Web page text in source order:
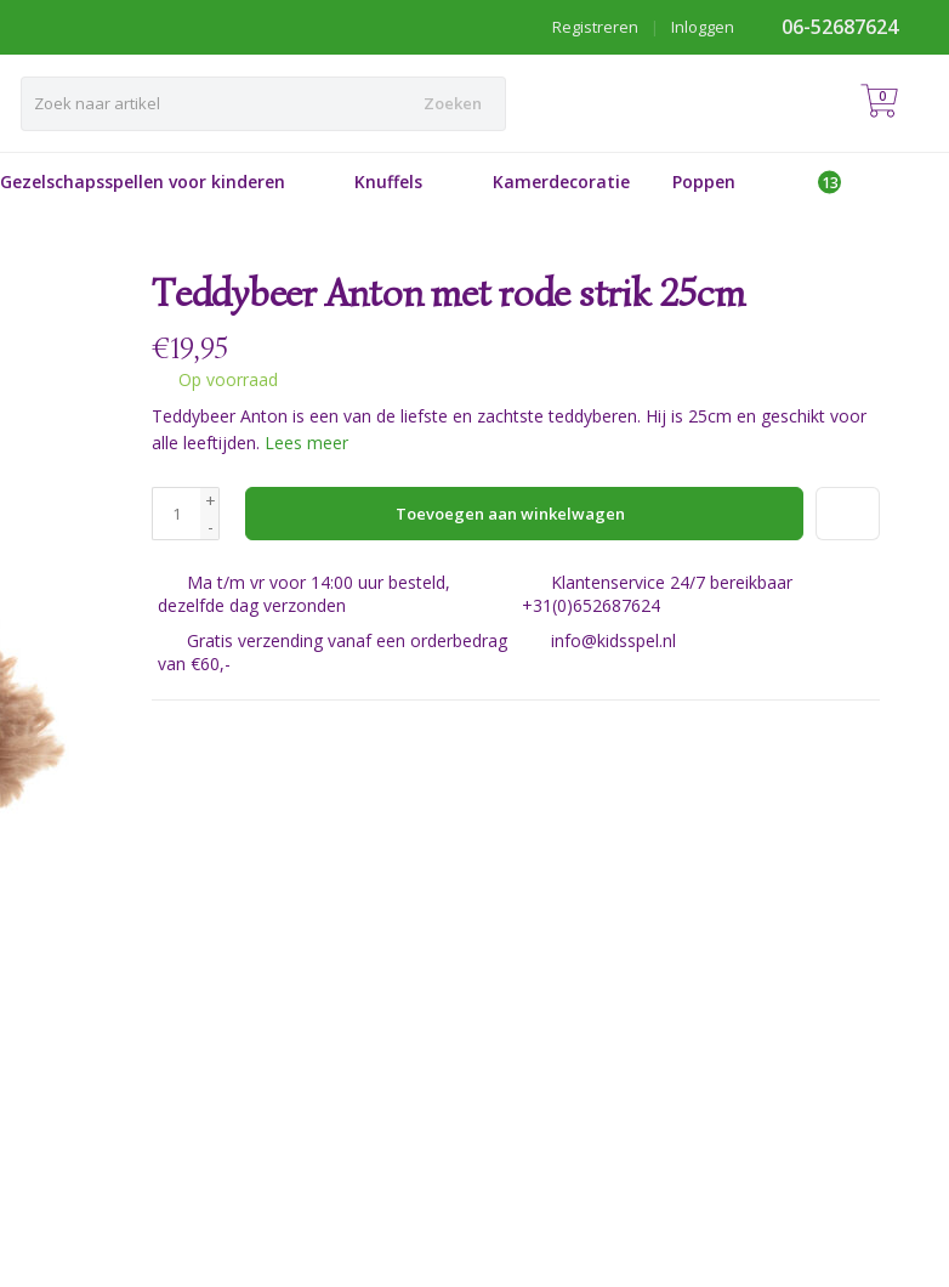
06-52687624
Inloggen
|
Registreren
Zoeken 0
Gezelschapsspellen voor kinderen Knuffels Kamerdecoratie Poppen
Teddybeer Anton met rode strik 25cm
€19,95
Op voorraad
Teddybeer Anton is een van de liefste en zachtste teddyberen. Hij is 25cm en geschikt voor
alle leeftijden. Lees meer
+
-
Toevoegen aan winkelwagen
Ma t/m vr voor 14:00 uur besteld,
dezelfde dag verzonden
Klantenservice 24/7 bereikbaar
+31(0)652687624
Gratis verzending vanaf een orderbedrag
van €60,-
info@kidsspel.nl